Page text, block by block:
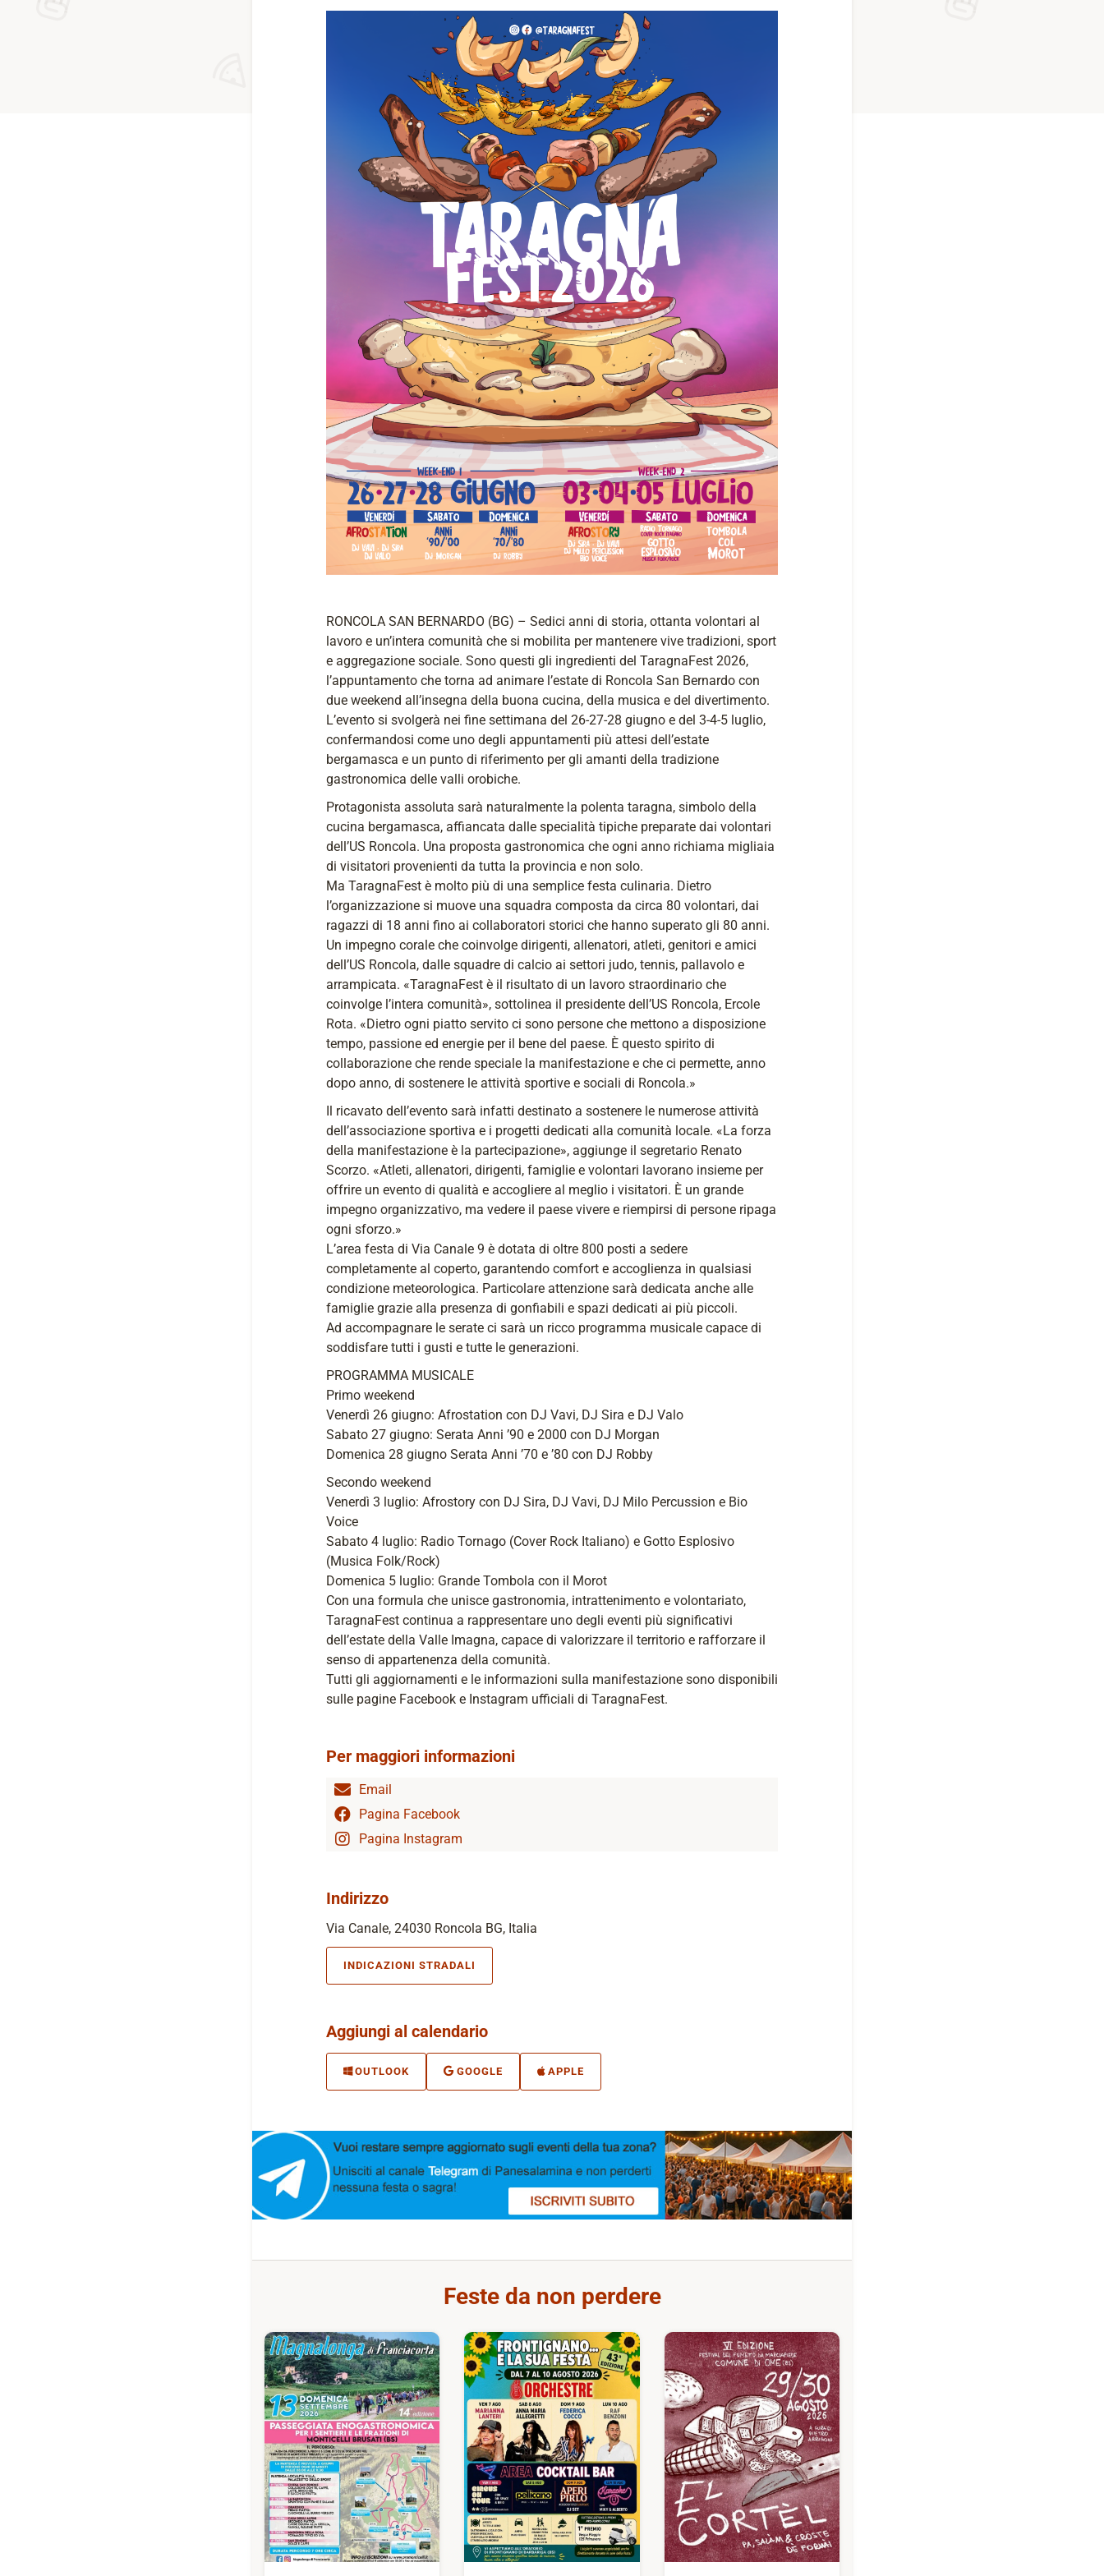
RONCOLA SAN BERNARDO (BG) – Sedici anni di storia, ottanta volontari al
lavoro e un’intera comunità che si mobilita per mantenere vive tradizioni, sport
e aggregazione sociale. Sono questi gli ingredienti del TaragnaFest 2026,
l’appuntamento che torna ad animare l’estate di Roncola San Bernardo con
due weekend all’insegna della buona cucina, della musica e del divertimento.
L’evento si svolgerà nei fine settimana del 26-27-28 giugno e del 3-4-5 luglio,
confermandosi come uno degli appuntamenti più attesi dell’estate
bergamasca e un punto di riferimento per gli amanti della tradizione
gastronomica delle valli orobiche.
Protagonista assoluta sarà naturalmente la polenta taragna, simbolo della
cucina bergamasca, affiancata dalle specialità tipiche preparate dai volontari
dell’US Roncola. Una proposta gastronomica che ogni anno richiama migliaia
di visitatori provenienti da tutta la provincia e non solo.
Ma TaragnaFest è molto più di una semplice festa culinaria. Dietro
l’organizzazione si muove una squadra composta da circa 80 volontari, dai
ragazzi di 18 anni fino ai collaboratori storici che hanno superato gli 80 anni.
Un impegno corale che coinvolge dirigenti, allenatori, atleti, genitori e amici
dell’US Roncola, dalle squadre di calcio ai settori judo, tennis, pallavolo e
arrampicata. «TaragnaFest è il risultato di un lavoro straordinario che
coinvolge l’intera comunità», sottolinea il presidente dell’US Roncola, Ercole
Rota. «Dietro ogni piatto servito ci sono persone che mettono a disposizione
tempo, passione ed energie per il bene del paese. È questo spirito di
collaborazione che rende speciale la manifestazione e che ci permette, anno
dopo anno, di sostenere le attività sportive e sociali di Roncola.»
Il ricavato dell’evento sarà infatti destinato a sostenere le numerose attività
dell’associazione sportiva e i progetti dedicati alla comunità locale. «La forza
della manifestazione è la partecipazione», aggiunge il segretario Renato
Scorzo. «Atleti, allenatori, dirigenti, famiglie e volontari lavorano insieme per
offrire un evento di qualità e accogliere al meglio i visitatori. È un grande
impegno organizzativo, ma vedere il paese vivere e riempirsi di persone ripaga
ogni sforzo.»
L’area festa di Via Canale 9 è dotata di oltre 800 posti a sedere
completamente al coperto, garantendo comfort e accoglienza in qualsiasi
condizione meteorologica. Particolare attenzione sarà dedicata anche alle
famiglie grazie alla presenza di gonfiabili e spazi dedicati ai più piccoli.
Ad accompagnare le serate ci sarà un ricco programma musicale capace di
soddisfare tutti i gusti e tutte le generazioni.
PROGRAMMA MUSICALE
Primo weekend
Venerdì 26 giugno: Afrostation con DJ Vavi, DJ Sira e DJ Valo
Sabato 27 giugno: Serata Anni ’90 e 2000 con DJ Morgan
Domenica 28 giugno Serata Anni ’70 e ’80 con DJ Robby
Secondo weekend
Venerdì 3 luglio: Afrostory con DJ Sira, DJ Vavi, DJ Milo Percussion e Bio
Voice
Sabato 4 luglio: Radio Tornago (Cover Rock Italiano) e Gotto Esplosivo
(Musica Folk/Rock)
Domenica 5 luglio: Grande Tombola con il Morot
Con una formula che unisce gastronomia, intrattenimento e volontariato,
TaragnaFest continua a rappresentare uno degli eventi più significativi
dell’estate della Valle Imagna, capace di valorizzare il territorio e rafforzare il
senso di appartenenza della comunità.
Tutti gli aggiornamenti e le informazioni sulla manifestazione sono disponibili
sulle pagine Facebook e Instagram ufficiali di TaragnaFest.
Per maggiori informazioni
Email
Pagina Facebook
Pagina Instagram
Indirizzo
Via Canale, 24030 Roncola BG, Italia
INDICAZIONI STRADALI
Aggiungi al calendario
OUTLOOK GOOGLE APPLE
Feste da non perdere